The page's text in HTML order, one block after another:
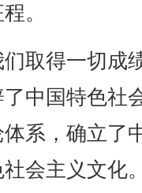
。
得一切成
中国特色社
系，确立了
会主义文化